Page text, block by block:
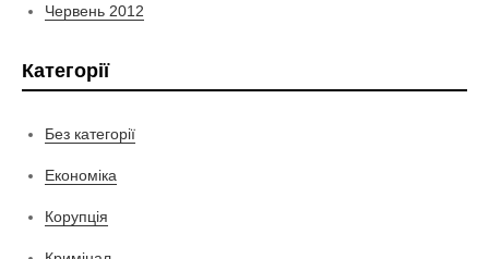
Червень 2012
Категорії
Без категорії
Економіка
Корупція